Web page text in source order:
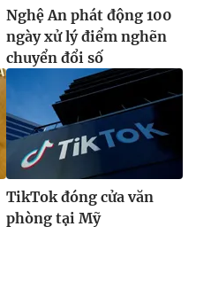
Nghệ An phát động 100
ngày xử lý điểm nghẽn
chuyển đổi số
TikTok đóng cửa văn
phòng tại Mỹ